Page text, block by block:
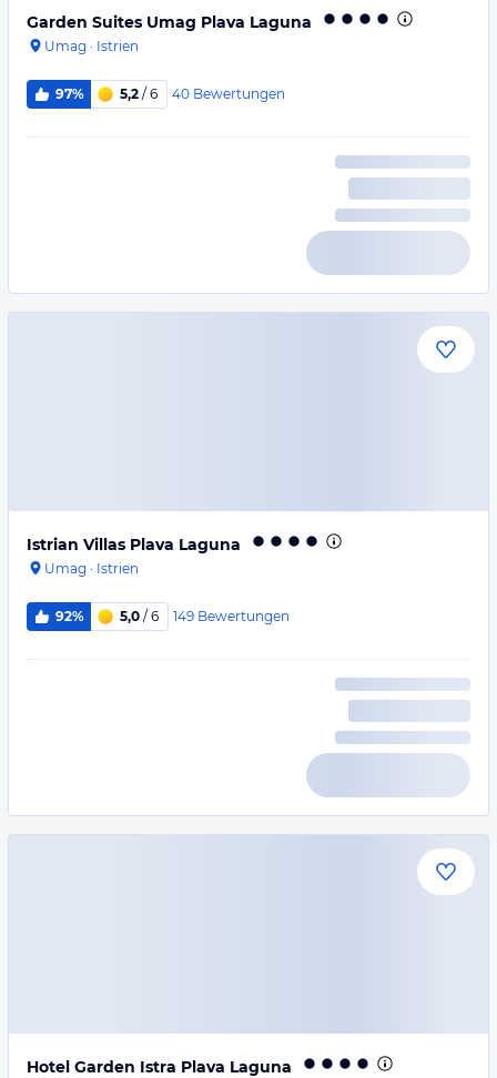
Garden Suites Umag Plava Laguna
Umag · Istrien
97% 5,2 / 6 40 Bewertungen
Istrian Villas Plava Laguna
Umag · Istrien
92% 5,0 / 6 149 Bewertungen
Hotel Garden Istra Plava Laguna